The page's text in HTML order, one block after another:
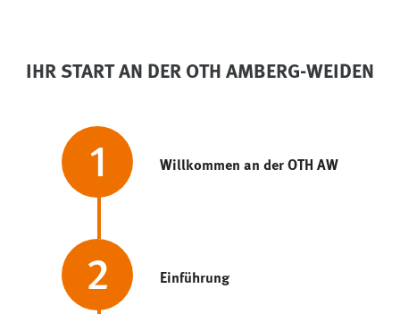
IHR START AN DER OTH AMBERG-WEIDEN
1 Willkommen an der OTH AW
2 Einführung